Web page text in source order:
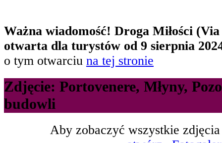
Ważna wiadomość! Droga Miłości
otwarta dla turystów od 9 sierpnia
o tym otwarciu na tej stronie
Zdjęcie: Portovenere, Młyny,
budowli
Aby zobaczyć wszystkie